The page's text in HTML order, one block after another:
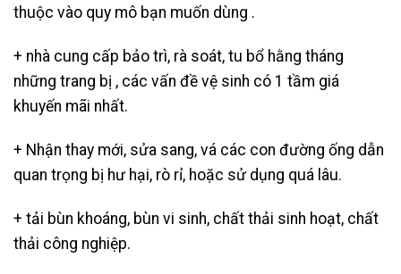
thuộc vào quy mô bạn muốn dùng .
+ nhà cung cấp bảo trì, rà soát, tu bổ hằng tháng
những trang bị , các vấn đề vệ sinh có 1 tầm giá
khuyến mãi nhất.
+ Nhận thay mới, sửa sang, vá các con đường ống dẫn
quan trọng bị hư hại, rò rỉ, hoặc sử dụng quá lâu.
+ tải bùn khoáng, bùn vi sinh, chất thải sinh hoạt, chất
thải công nghiệp.